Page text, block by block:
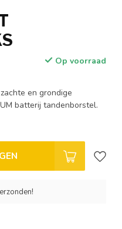
Op voorraad
en grondige
batterij tandenborstel.